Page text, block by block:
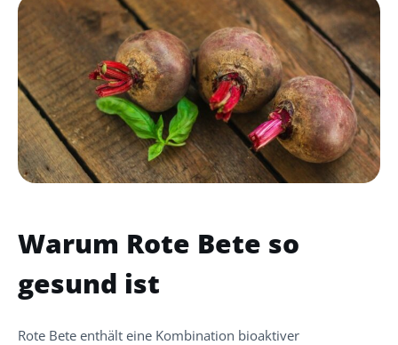
Warum Rote Bete so
gesund ist
Rote Bete enthält eine Kombination bioaktiver